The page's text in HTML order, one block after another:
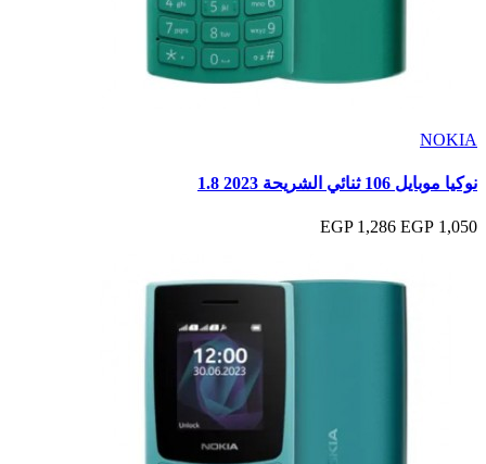
NOKIA
نوكيا موبايل 106 ثنائي الشريحة 2023 1.8
1,050 EGP
1,286 EGP